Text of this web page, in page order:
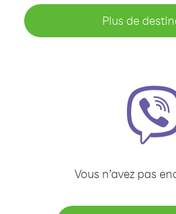
Plus de
Vous n’avez pas